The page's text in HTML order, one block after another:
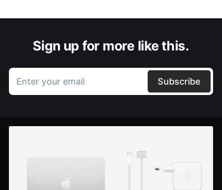
Sign up for more like this.
Enter your email Subscribe